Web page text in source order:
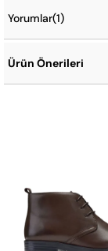
Yorumlar(1)
Ürün Önerileri